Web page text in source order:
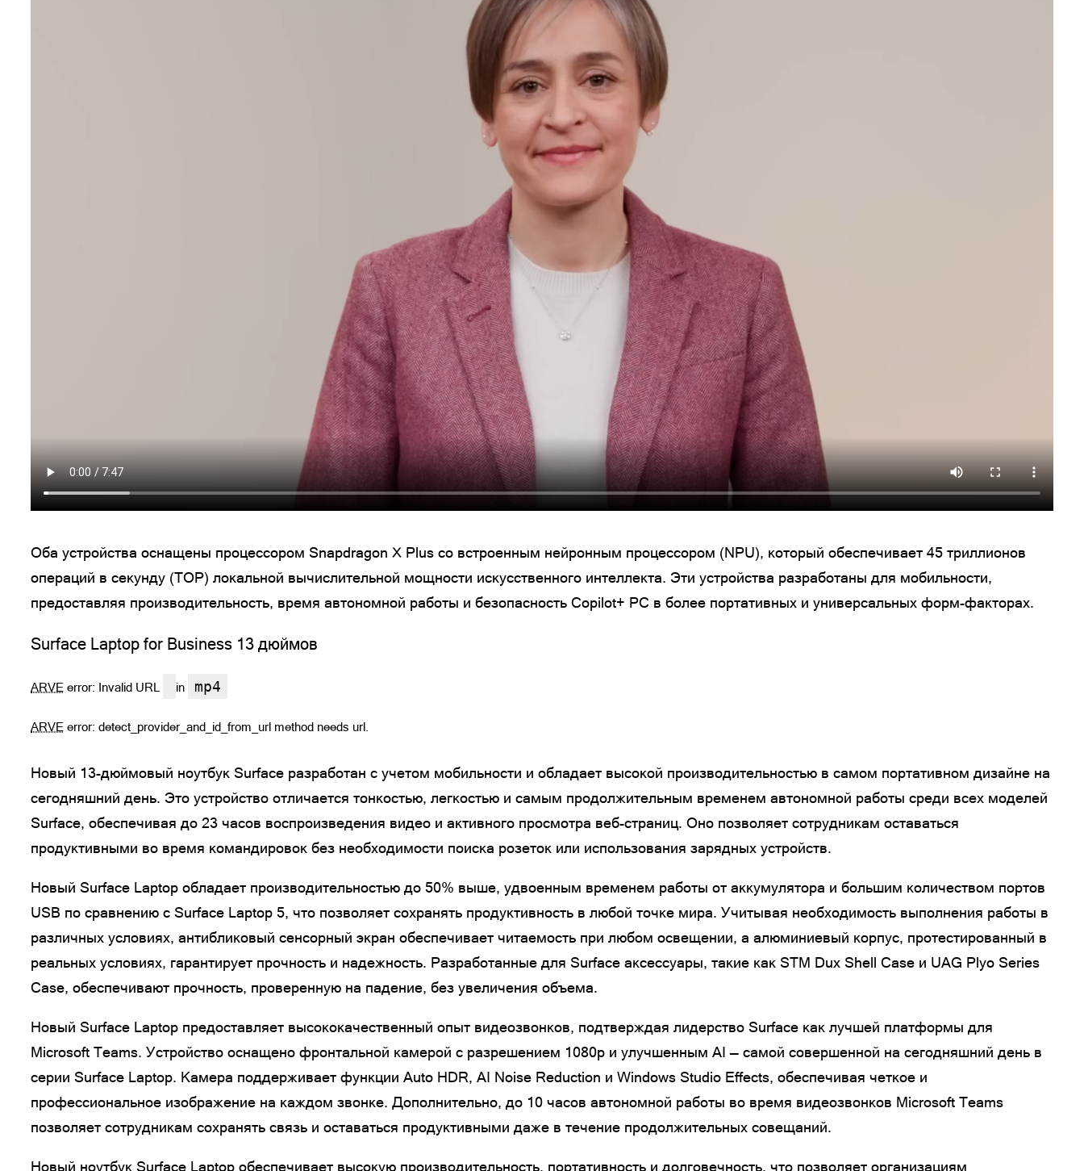
Оба устройства оснащены процессором Snapdragon X Plus со встроенным нейронным процессором (NPU), который обеспечивает 45 триллионов
операций в секунду (ТОР) локальной вычислительной мощности искусственного интеллекта. Эти устройства разработаны для мобильности,
предоставляя производительность, время автономной работы и безопасность Copilot+ PC в более портативных и универсальных форм-факторах.
Surface Laptop for Business 13 дюймов
ARVE error: Invalid URL in mp4
ARVE error: detect_provider_and_id_from_url method needs url.
Новый 13-дюймовый ноутбук Surface разработан с учетом мобильности и обладает высокой производительностью в самом портативном дизайне на
сегодняшний день. Это устройство отличается тонкостью, легкостью и самым продолжительным временем автономной работы среди всех моделей
Surface, обеспечивая до 23 часов воспроизведения видео и активного просмотра веб-страниц. Оно позволяет сотрудникам оставаться
продуктивными во время командировок без необходимости поиска розеток или использования зарядных устройств.
Новый Surface Laptop обладает производительностью до 50% выше, удвоенным временем работы от аккумулятора и большим количеством портов
USB по сравнению с Surface Laptop 5, что позволяет сохранять продуктивность в любой точке мира. Учитывая необходимость выполнения работы в
различных условиях, антибликовый сенсорный экран обеспечивает читаемость при любом освещении, а алюминиевый корпус, протестированный в
реальных условиях, гарантирует прочность и надежность. Разработанные для Surface аксессуары, такие как STM Dux Shell Case и UAG Plyo Series
Case, обеспечивают прочность, проверенную на падение, без увеличения объема.
Новый Surface Laptop предоставляет высококачественный опыт видеозвонков, подтверждая лидерство Surface как лучшей платформы для
Microsoft Teams. Устройство оснащено фронтальной камерой с разрешением 1080p и улучшенным AI — самой совершенной на сегодняшний день в
серии Surface Laptop. Камера поддерживает функции Auto HDR, AI Noise Reduction и Windows Studio Effects, обеспечивая четкое и
профессиональное изображение на каждом звонке. Дополнительно, до 10 часов автономной работы во время видеозвонков Microsoft Teams
позволяет сотрудникам сохранять связь и оставаться продуктивными даже в течение продолжительных совещаний.
Новый ноутбук Surface Laptop обеспечивает высокую производительность, портативность и долговечность, что позволяет организациям